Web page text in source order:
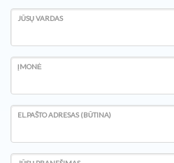
JŪSŲ VARDAS
ĮMONĖ
EL.PAŠTO ADRESAS (BŪTINA)